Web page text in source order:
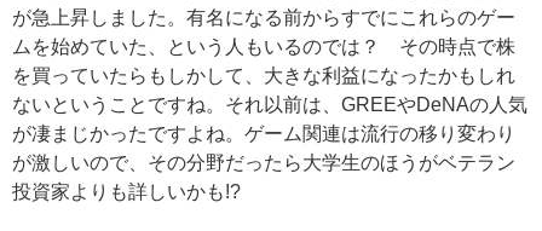
が急上昇しました。有名になる前からすでにこれらのゲー
ムを始めていた、という人もいるのでは？ その時点で株
を買っていたらもしかして、大きな利益になったかもしれ
ないということですね。それ以前は、GREEやDeNAの人気
が凄まじかったですよね。ゲーム関連は流行の移り変わり
が激しいので、その分野だったら大学生のほうがベテラン
投資家よりも詳しいかも!?